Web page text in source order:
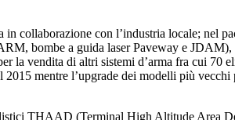
collaborazione con l’industria locale; nel
bombe a guida laser Paveway e JDAM),
la vendita di altri sistemi d’arma fra cui 70
mentre l’upgrade dei modelli più vecchi
THAAD (Terminal High Altitude Area